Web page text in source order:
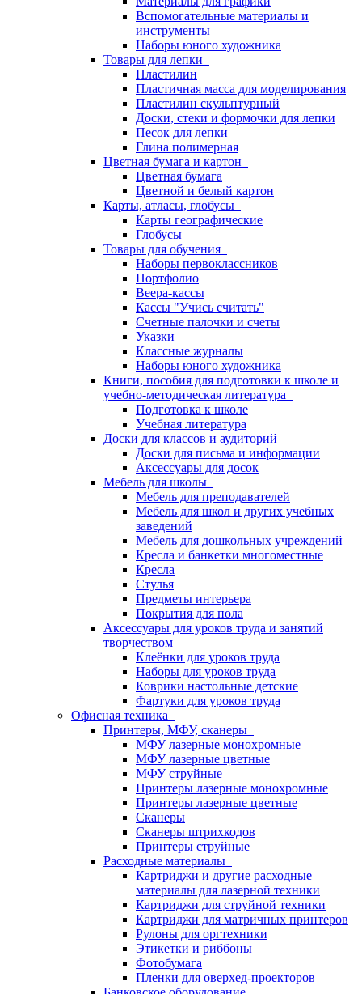
Вспомогательные материалы и
инструменты
Наборы юного художника
Товары для лепки
Пластилин
Пластичная масса для моделирования
Пластилин скульптурный
Доски, стеки и формочки для лепки
Песок для лепки
Глина полимерная
Цветная бумага и картон
Цветная бумага
Цветной и белый картон
Карты, атласы, глобусы
Карты географические
Глобусы
Товары для обучения
Наборы первоклассников
Портфолио
Веера-кассы
Кассы "Учись считать"
Счетные палочки и счеты
Указки
Классные журналы
Наборы юного художника
Книги, пособия для подготовки к школе и
учебно-методическая литература
Подготовка к школе
Учебная литература
Доски для классов и аудиторий
Доски для письма и информации
Аксессуары для досок
Мебель для школы
Мебель для преподавателей
Мебель для школ и других учебных
заведений
Мебель для дошкольных учреждений
Кресла и банкетки многоместные
Кресла
Стулья
Предметы интерьера
Покрытия для пола
Аксессуары для уроков труда и занятий
творчеством
Клеёнки для уроков труда
Наборы для уроков труда
Коврики настольные детские
Фартуки для уроков труда
Офисная техника
Принтеры, МФУ, сканеры
МФУ лазерные монохромные
МФУ лазерные цветные
МФУ струйные
Принтеры лазерные монохромные
Принтеры лазерные цветные
Сканеры
Сканеры штрихкодов
Принтеры струйные
Расходные материалы
Картриджи и другие расходные
материалы для лазерной техники
Картриджи для струйной техники
Картриджи для матричных принтеров
Рулоны для оргтехники
Этикетки и риббоны
Фотобумага
Пленки для оверхед-проекторов